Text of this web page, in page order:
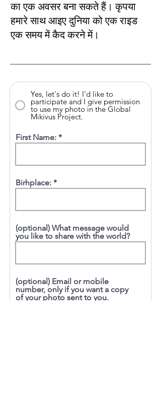
का एक अवसर बना सकते हैं। कृपया
हमारे साथ आइए दुनिया को एक राइड
एक समय में कैद करने में।
Yes, let's do it! I'd like to
participate and I give permission
to use my photo in the Global
Mikivus Project.
First Name:
Birhplace:
(optional) What message would
you like to share with the world?
(optional) Email or mobile
number, only if you want a copy
of your photo sent to you.